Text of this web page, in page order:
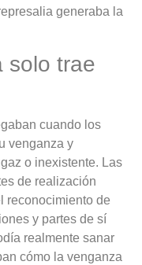
generaba la
solo trae
cuando los
venganza y
o inexistente. Las
de realización
reconocimiento de
y partes de sí
realmente sanar
cómo la venganza